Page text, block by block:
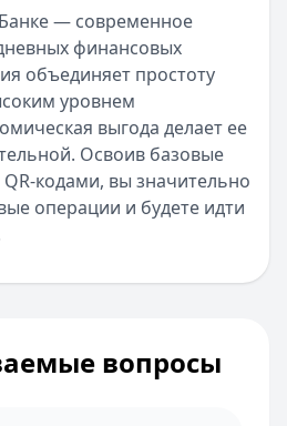
— современное
финансовых
объединяет простоту
уровнем
выгода делает ее
Освоив базовые
кодами, вы значительно
операции и будете идти
вопросы